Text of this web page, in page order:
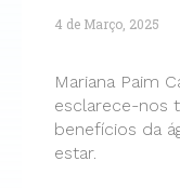
4 de Março, 2025
Mariana Paim
esclarece-nos
benefícios da
estar.